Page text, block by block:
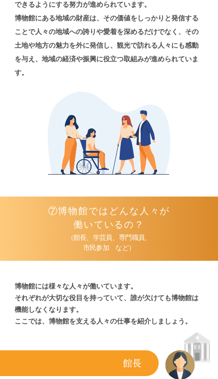
できるようにする努力が進められています。
博物館にある地域の財産は、その価値をしっかりと発信する
ことで人々の地域への誇りや愛着を深めるだけでなく、 その
土地や地方の魅力を外に発信し、観光で訪れる人々にも感動
を与え、 地域の経済や振興に役立つ取組みが進められていま
す。
⑦博物館ではどんな人々が
働いているの？
（館長、学芸員、専門職員、
市民参加 など）
博物館には様々な人々が働いています。
それぞれが大切な役目を持っていて、 誰が欠けても博物館は
機能しなくなります。
ここでは、博物館を支える人々の仕事を紹介しましょう。
館長